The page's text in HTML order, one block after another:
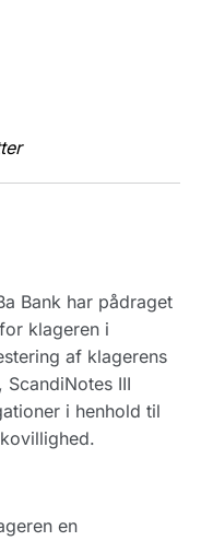
Bank har pådraget
klageren i
af klagerens
ScandiNotes III
i henhold til
en